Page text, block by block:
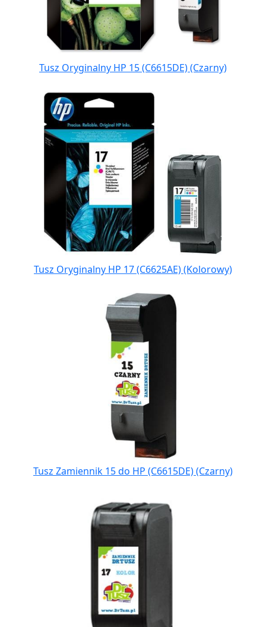
Tusz Oryginalny HP 15 (C6615DE) (Czarny)
Tusz Oryginalny HP 17 (C6625AE) (Kolorowy)
Tusz Zamiennik 15 do HP (C6615DE) (Czarny)